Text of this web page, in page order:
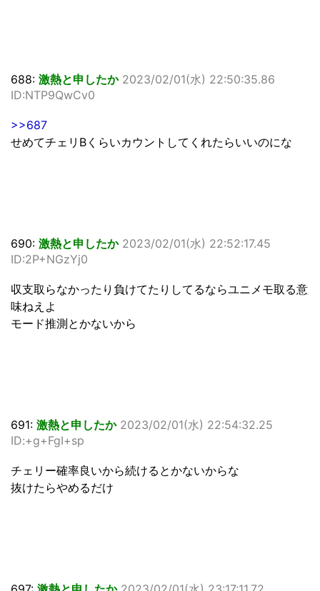
688: 激熱と申したか 2023/02/01(水) 22:50:35.86
ID:NTP9QwCv0
>>687
せめてチェリBくらいカウントしてくれたらいいのにな
690: 激熱と申したか 2023/02/01(水) 22:52:17.45
ID:2P+NGzYj0
収支取らなかったり負けてたりしてるならユニメモ取る意
味ねえよ
モード推測とかないから
691: 激熱と申したか 2023/02/01(水) 22:54:32.25
ID:+g+FgI+sp
チェリー確率良いから続けるとかないからな
抜けたらやめるだけ